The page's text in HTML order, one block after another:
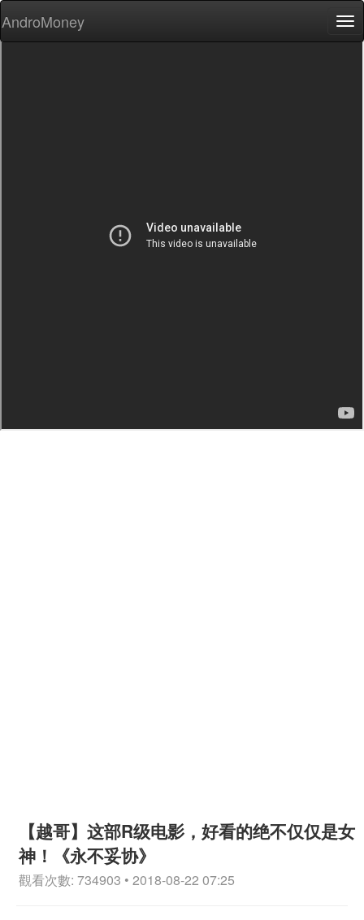
AndroMoney
【越哥】这部R级电影，好看的绝不仅仅是女
神！《永不妥协》
觀看次數: 734903 • 2018-08-22 07:25